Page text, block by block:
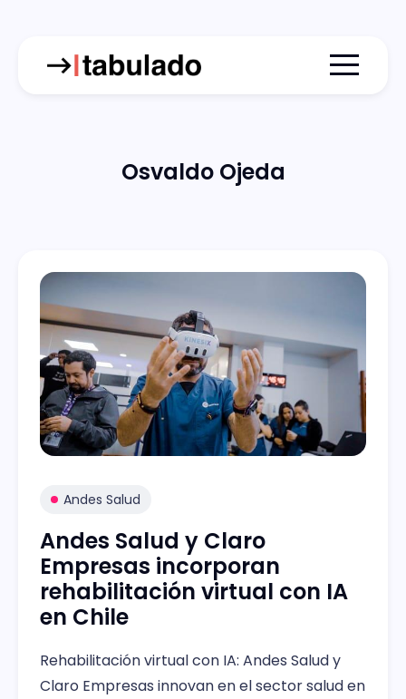
Menu
Osvaldo Ojeda
Andes Salud
Andes Salud y Claro
Empresas incorporan
rehabilitación virtual con IA
en Chile
Rehabilitación virtual con IA: Andes Salud y
Claro Empresas innovan en el sector salud en